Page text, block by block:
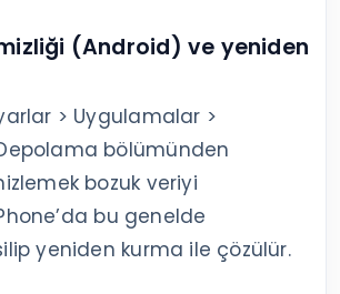
(Android) ve yeniden
> Uygulamalar >
bölümünden
bozuk veriyi
bu genelde
yeniden kurma ile çözülür.